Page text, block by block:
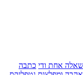
כתבה